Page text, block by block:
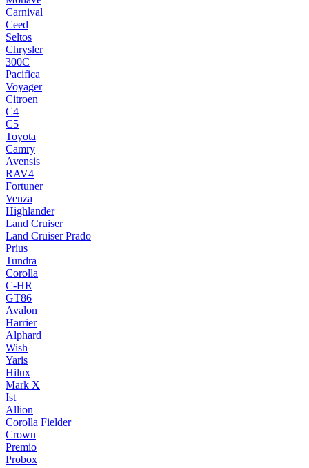
Carnival
Ceed
Seltos
Chrysler
300C
Pacifica
Voyager
Citroen
C4
C5
Toyota
Camry
Avensis
RAV4
Fortuner
Venza
Highlander
Land Cruiser
Land Cruiser Prado
Prius
Tundra
Corolla
C-HR
GT86
Avalon
Harrier
Alphard
Wish
Yaris
Hilux
Mark X
Ist
Allion
Corolla Fielder
Crown
Premio
Probox